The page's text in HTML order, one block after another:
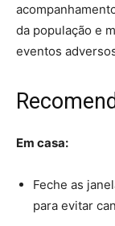
da população e
eventos
Em casa:
Feche as
para evitar